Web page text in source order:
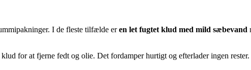
I de fleste tilfælde eren let fugtet klud med mild sæbevand
klud for at fjerne fedt og olie. Det fordamper hurtigt og efterlader ingen